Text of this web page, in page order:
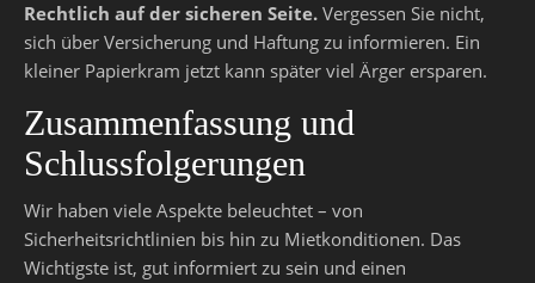
Rechtlich auf der sicheren Seite. Vergessen Sie nicht,
sich über Versicherung und Haftung zu informieren. Ein
kleiner Papierkram jetzt kann später viel Ärger ersparen.
Zusammenfassung und
Schlussfolgerungen
Wir haben viele Aspekte beleuchtet – von
Sicherheitsrichtlinien bis hin zu Mietkonditionen. Das
Wichtigste ist, gut informiert zu sein und einen